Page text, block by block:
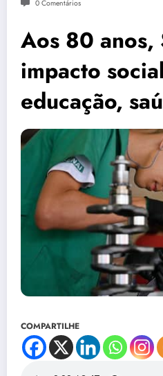
0 Comentários
Aos 80 anos,
impacto
educação,
COMPARTILHE